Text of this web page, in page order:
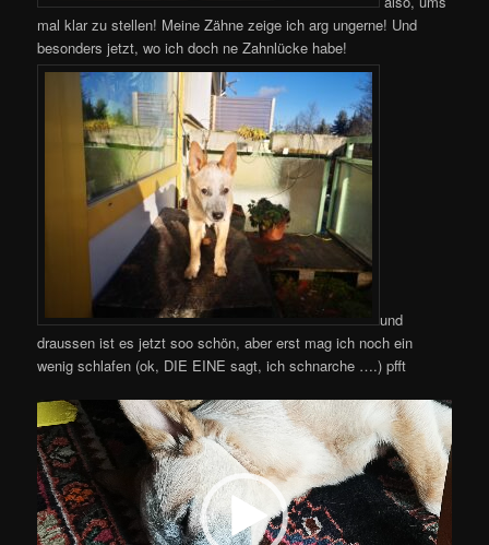
mal klar zu stellen! Meine Zähne zeige ich arg ungerne! Und
besonders jetzt, wo ich doch ne Zahnlücke habe!
und
draussen ist es jetzt soo schön, aber erst mag ich noch ein
wenig schlafen (ok, DIE EINE sagt, ich schnarche ….) pfft
Video-
Player